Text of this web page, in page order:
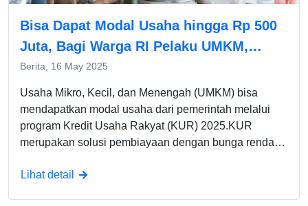
Bisa Dapat Modal Usaha hingga Rp 500
Juta, Bagi Warga RI Pelaku UMKM,
Program KUR Tahun 2025, Simak Cara
Pengajuannya!
Berita, 16 May 2025
Usaha Mikro, Kecil, dan Menengah (UMKM) bisa
mendapatkan modal usaha dari pemerintah melalui
program Kredit Usaha Rakyat (KUR) 2025.KUR
merupakan solusi pembiayaan dengan bunga rendah
agunan untuk plafon tertentu.Tak tanggung-tanggung,
Lihat detail